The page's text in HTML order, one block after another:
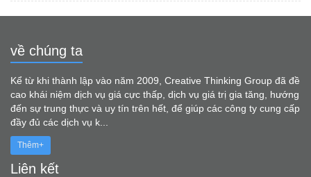
về chúng ta
Kể từ khi thành lập vào năm 2009, Creative Thinking Group đã đề
cao khái niệm dịch vụ giá cực thấp, dịch vụ giá trị gia tăng, hướng
đến sự trung thực và uy tín trên hết, để giúp các công ty cung cấp
đầy đủ các dịch vụ k...
Thêm+
Liên kết